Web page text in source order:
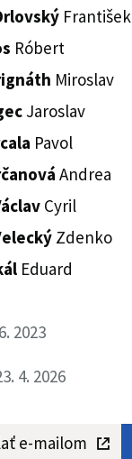
František
Róbert
Miroslav
Jaroslav
Pavol
Andrea
Cyril
Zdenko
Eduard
2023
4. 2026
e-mailom